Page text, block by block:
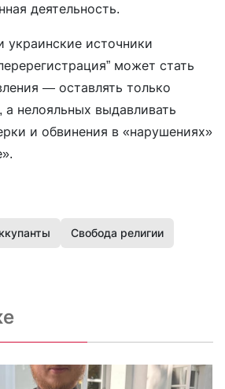
деятельность.
украинские источники
может стать
— оставлять только
нелояльных выдавливать
и обвинения в «нарушениях»
Свобода религии